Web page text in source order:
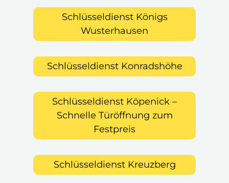
Schlüsseldienst Königs
Wusterhausen
Schlüsseldienst Konradshöhe
Schlüsseldienst Köpenick –
Schnelle Türöffnung zum
Festpreis
Schlüsseldienst Kreuzberg